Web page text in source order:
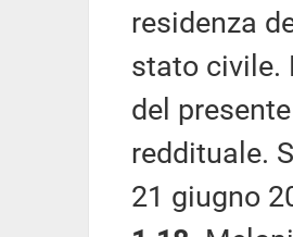
residenza
stato civile.
del
reddituale.
21 giugno